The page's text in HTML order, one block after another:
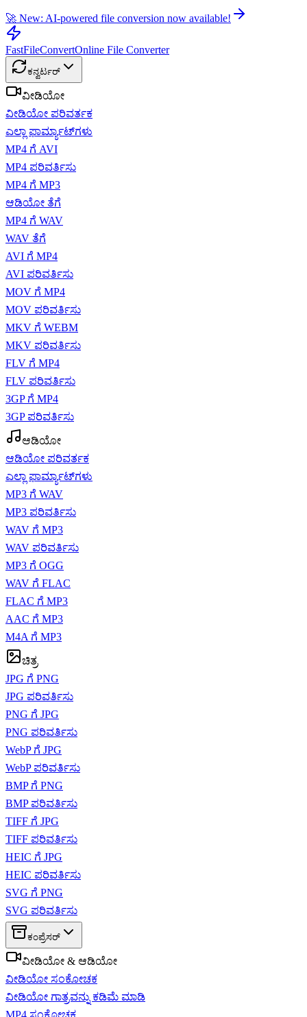
🚀 New: AI-powered file conversion now available!
FastFileConvertOnline File Converter
ಕನ್ವರ್ಟರ್
ವೀಡಿಯೋ
ವೀಡಿಯೋ ಪರಿವರ್ತಕ
ಎಲ್ಲಾ ಫಾರ್ಮ್ಯಾಟ್‌ಗಳು
MP4 ಗೆ AVI
MP4 ಪರಿವರ್ತಿಸು
MP4 ಗೆ MP3
ಆಡಿಯೋ ತೆಗೆ
MP4 ಗೆ WAV
WAV ತೆಗೆ
AVI ಗೆ MP4
AVI ಪರಿವರ್ತಿಸು
MOV ಗೆ MP4
MOV ಪರಿವರ್ತಿಸು
MKV ಗೆ WEBM
MKV ಪರಿವರ್ತಿಸು
FLV ಗೆ MP4
FLV ಪರಿವರ್ತಿಸು
3GP ಗೆ MP4
3GP ಪರಿವರ್ತಿಸು
ಆಡಿಯೋ
ಆಡಿಯೋ ಪರಿವರ್ತಕ
ಎಲ್ಲಾ ಫಾರ್ಮ್ಯಾಟ್‌ಗಳು
MP3 ಗೆ WAV
MP3 ಪರಿವರ್ತಿಸು
WAV ಗೆ MP3
WAV ಪರಿವರ್ತಿಸು
MP3 ಗೆ OGG
WAV ಗೆ FLAC
FLAC ಗೆ MP3
AAC ಗೆ MP3
M4A ಗೆ MP3
ಚಿತ್ರ
JPG ಗೆ PNG
JPG ಪರಿವರ್ತಿಸು
PNG ಗೆ JPG
PNG ಪರಿವರ್ತಿಸು
WebP ಗೆ JPG
WebP ಪರಿವರ್ತಿಸು
BMP ಗೆ PNG
BMP ಪರಿವರ್ತಿಸು
TIFF ಗೆ JPG
TIFF ಪರಿವರ್ತಿಸು
HEIC ಗೆ JPG
HEIC ಪರಿವರ್ತಿಸು
SVG ಗೆ PNG
SVG ಪರಿವರ್ತಿಸು
ಕಂಪ್ರೆಸರ್
ವೀಡಿಯೋ & ಆಡಿಯೋ
ವೀಡಿಯೋ ಸಂಕೋಚಕ
ವೀಡಿಯೋ ಗಾತ್ರವನ್ನು ಕಡಿಮೆ ಮಾಡಿ
MP4 ಸಂಕೋಚಕ